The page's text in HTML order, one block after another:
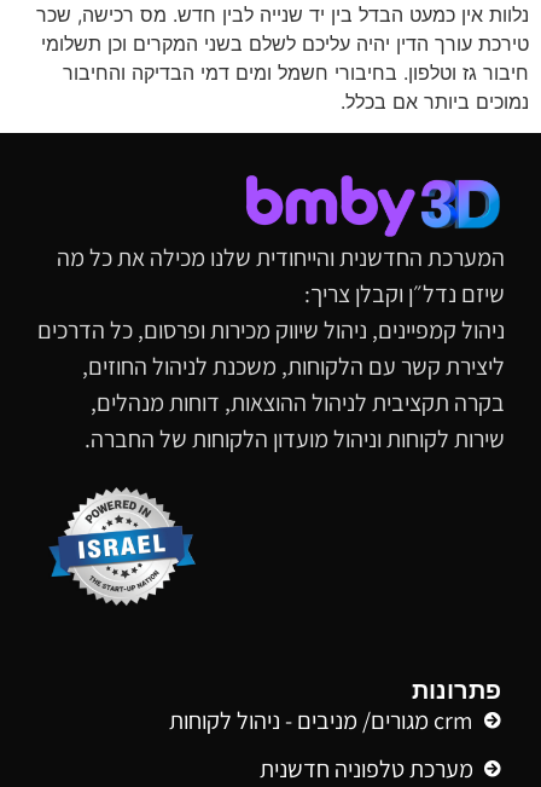
נלוות אין כמעט הבדל בין יד שנייה לבין חדש. מס רכישה, שכר
טירכת עורך הדין יהיה עליכם לשלם בשני המקרים וכן תשלומי
חיבור גז וטלפון. בחיבורי חשמל ומים דמי הבדיקה והחיבור
נמוכים ביותר אם בכלל.
המערכת החדשנית והייחודית שלנו מכילה את כל מה
שיזם נדל״ן וקבלן צריך:
ניהול קמפיינים, ניהול שיווק מכירות ופרסום, כל הדרכים
ליצירת קשר עם הלקוחות, משכנת לניהול החוזים,
בקרה תקציבית לניהול ההוצאות, דוחות מנהלים,
שירות לקוחות וניהול מועדון הלקוחות של החברה.
פתרונות
crm מגורים/ מניבים - ניהול לקוחות
מערכת טלפוניה חדשנית